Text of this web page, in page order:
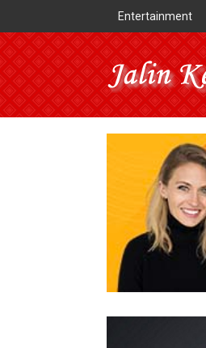
Entertainment